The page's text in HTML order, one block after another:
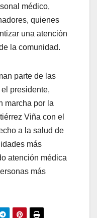
médico,
quienes
una atención
la comunidad.
parte de las
presidente,
marcha por la
Viña con el
a la salud de
más
atención médica
más